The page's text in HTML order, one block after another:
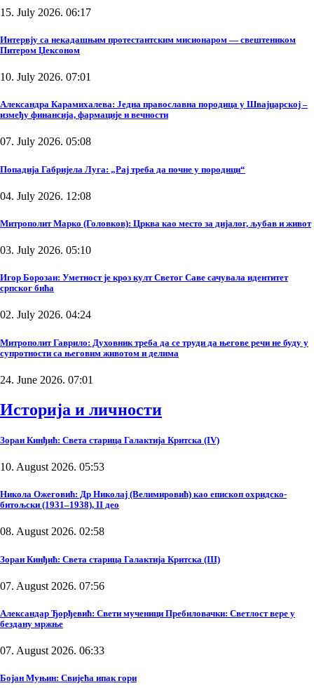
15. July 2026. 06:17
Интервју са некадашњим протестантским мисионаром — свештеником
Питером Џексоном
10. July 2026. 07:01
Александра Карамихалева: Једна православна породица у Швајцарској –
између финансија, фармације и вечности
07. July 2026. 05:08
Попадија Габријела Луга: „Рај треба да почне у породици“
04. July 2026. 12:08
Митрополит Марко (Головков): Црква као место за дијалог, љубав и живот
03. July 2026. 05:10
Игор Борозан: Уметност је кроз култ Светог Саве сачувала идентитет
српског бића
02. July 2026. 04:24
Митрополит Гаврило: Духовник треба да се труди да његове речи не буду у
супротности са његовим животом и делима
24. June 2026. 07:01
Историја и личности
Зоран Кинђић: Света старица Галактија Критска (IV)
10. August 2026. 05:53
Никола Ожеговић: Др Николај (Велимировић) као епископ охридско-
битољски (1931–1938), II део
08. August 2026. 02:58
Зоран Кинђић: Света старица Галактија Критска (III)
07. August 2026. 07:56
Александар Ђорђевић: Свети мученици Пребиловачки: Светлост вере у
бездану мржње
07. August 2026. 06:33
Бојан Муњин: Свијећа ипак гори